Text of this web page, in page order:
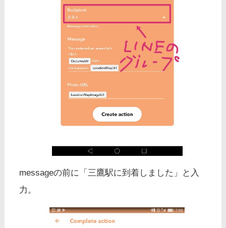
messageの前に「三鷹駅に到着しました」と入
力。